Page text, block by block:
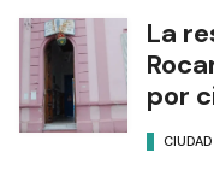
La
por
CIUDAD